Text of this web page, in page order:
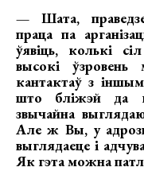
— Шата,
праца па
ўявіць, колькі
высокі ўзровень
кантактаў з
што бліжэй да
звычайна
Але ж Вы, у
выглядаеце і
Як гэта можна